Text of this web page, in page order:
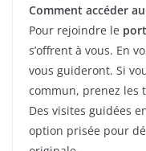
Comment accéder
Pour rejoindre le
s’offrent à vous. En
vous guideront. Si
commun, prenez les
Des visites guidées
option prisée pour